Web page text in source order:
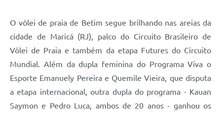
O vôlei de praia de Betim segue brilhando nas areias da
cidade de Maricá (RJ), palco do Circuito Brasileiro de
Vôlei de Praia e também da etapa Futures do Circuito
Mundial. Além da dupla feminina do Programa Viva o
Esporte Emanuely Pereira e Quemile Vieira, que disputa
a etapa internacional, outra dupla do programa - Kauan
Saymon e Pedro Luca, ambos de 20 anos - ganhou os